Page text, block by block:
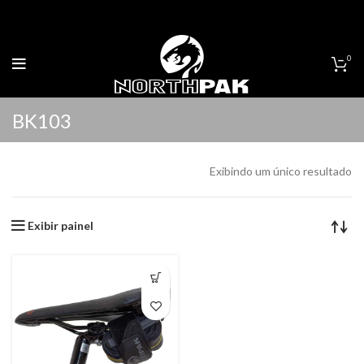
0
BK103
Exibindo um único resultado
Exibir painel